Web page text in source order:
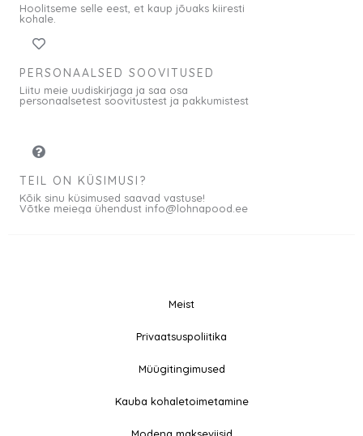
Hoolitseme selle eest, et kaup jõuaks kiiresti
kohale.
PERSONAALSED SOOVITUSED
Liitu meie uudiskirjaga ja saa osa
personaalsetest soovitustest ja pakkumistest
TEIL ON KÜSIMUSI?
Kõik sinu küsimused saavad vastuse!
Võtke meiega ühendust info@lohnapood.ee
Meist
Privaatsuspoliitika
Müügitingimused
Kauba kohaletoimetamine